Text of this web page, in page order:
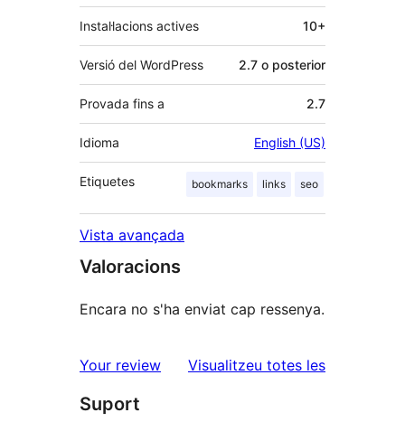
Instal·lacions actives 10+
Versió del WordPress 2.7 o posterior
Provada fins a 2.7
Idioma English (US)
Etiquetes bookmarks links seo
Vista avançada
Valoracions
Encara no s'ha enviat cap ressenya.
Your review Visualitzeu totes lesressenyes
Suport